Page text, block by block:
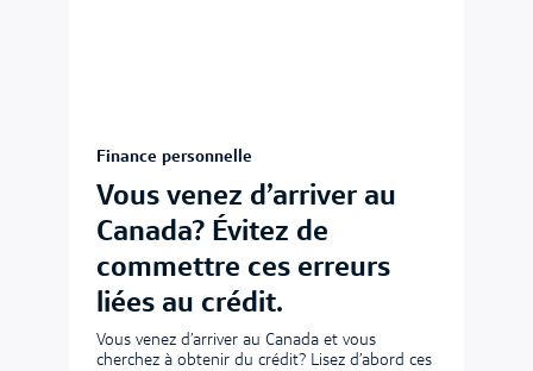
Finance personnelle
Vous venez d’arriver au
Canada? Évitez de
commettre ces erreurs
liées au crédit.
Vous venez d’arriver au Canada et vous
cherchez à obtenir du crédit? Lisez d’abord ces